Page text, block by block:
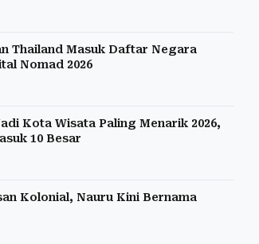
Thailand Masuk Daftar Negara
Nomad 2026
Kota Wisata Paling Menarik 2026,
10 Besar
Kolonial, Nauru Kini Bernama